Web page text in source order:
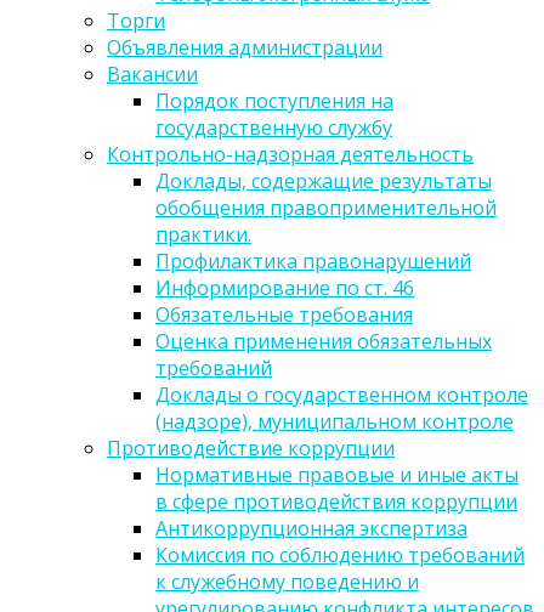
Торги
Объявления администрации
Вакансии
Порядок поступления на
государственную службу
Контрольно-надзорная деятельность
Доклады, содержащие результаты
обобщения правоприменительной
практики.
Профилактика правонарушений
Информирование по ст. 46
Обязательные требования
Оценка применения обязательных
требований
Доклады о государственном контроле
(надзоре), муниципальном контроле
Противодействие коррупции
Нормативные правовые и иные акты
в сфере противодействия коррупции
Антикоррупционная экспертиза
Комиссия по соблюдению требований
к служебному поведению и